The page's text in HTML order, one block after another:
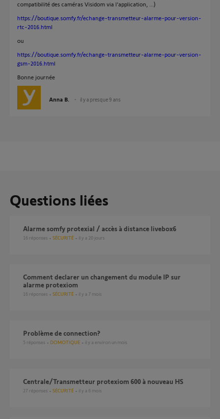
compatibilité des caméras Visidom via l'application, ...)
https://boutique.somfy.fr/echange-transmetteur-alarme-pour-version-
rtc-2016.html
ou
https://boutique.somfy.fr/echange-transmetteur-alarme-pour-version-
gsm-2016.html
Bonne journée
Anna B. il y a presque 9 ans
Questions liées
alarme somfy protexial / accès à distance livebox6
16 réponses SÉCURITÉ il y a 20 jours
Comment declarer un changement du module IP sur
alarme protexiom
16 réponses SÉCURITÉ il y a 7 mois
problème de connection?
5 réponses DOMOTIQUE il y a environ un mois
Centrale/Transmetteur protexiom 600 à nouveau HS
27 réponses SÉCURITÉ il y a 6 mois